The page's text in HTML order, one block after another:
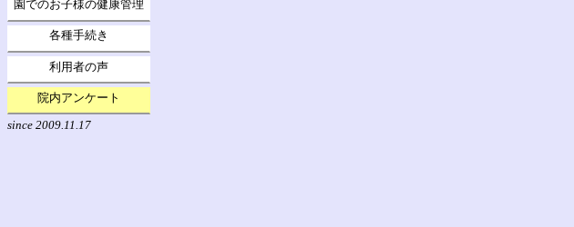
園でのお子様の健康管理
各種手続き
利用者の声
院内アンケート
since 2009.11.17